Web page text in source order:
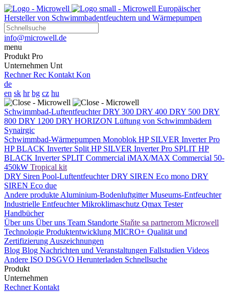
Europäischer
Hersteller von Schwimmbadentfeuchtern und Wärmepumpen
info@microwell.de
menu
Produkt Pro
Unternehmen Unt
Rechner Rec Kontakt Kon
de
en sk hr bg cz hu
Schwimmbad-LuftentfeuchterDRY 300 DRY 400 DRY 500 DRY
800 DRY 1200 DRY HORIZON Lüftung von Schwimmbädern
Synairgic
Schwimmbad-Wärmepumpen Monoblok HP SILVER Inverter Pro
HP BLACK Inverter Split HP SILVER Inverter Pro SPLIT HP
BLACK Inverter SPLIT Commercial iMAX/MAX Commercial 50-
450kW Tropical kit
DRY Siren Pool-LuftentfeuchterDRY SIREN Eco mono DRY
SIREN Eco due
Andere produkte Aluminium-BodenluftgitterMuseums-Entfeuchter
Industrielle EntfeuchterMikroklimaschutz Qmax Tester
Handbücher
Über uns Über uns Team Standorte Staňte sa partnerom Microwell
Technologie Produktentwicklung MICRO+ Qualität und
Zertifizierung Auszeichnungen
Blog Blog Nachrichten und Veranstaltungen Fallstudien Videos
Andere ISO DSGVO Herunterladen Schnellsuche
Produkt
Unternehmen
Rechner Kontakt